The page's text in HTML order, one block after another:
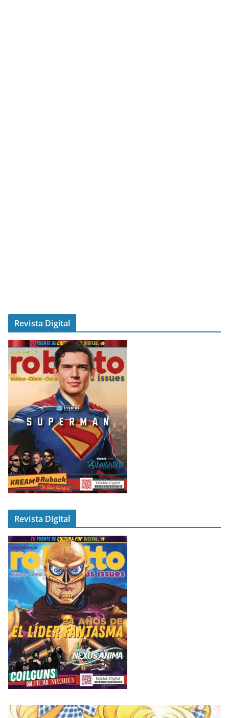
Revista Digital
Revista Digital